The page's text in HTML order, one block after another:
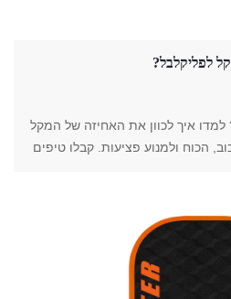
לפליקלבל?
איך לכוון את האחיזה של המקל
הכוח ולמנוע פציעות. קבלו טיפים